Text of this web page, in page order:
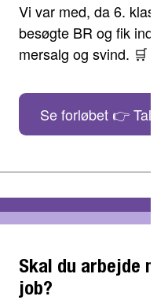
Vi var med, da 6.
besøgte BR og fik
mersalg og svind. 🛒
Se forløbet 👉 Tal
Skal du arbejde
job?